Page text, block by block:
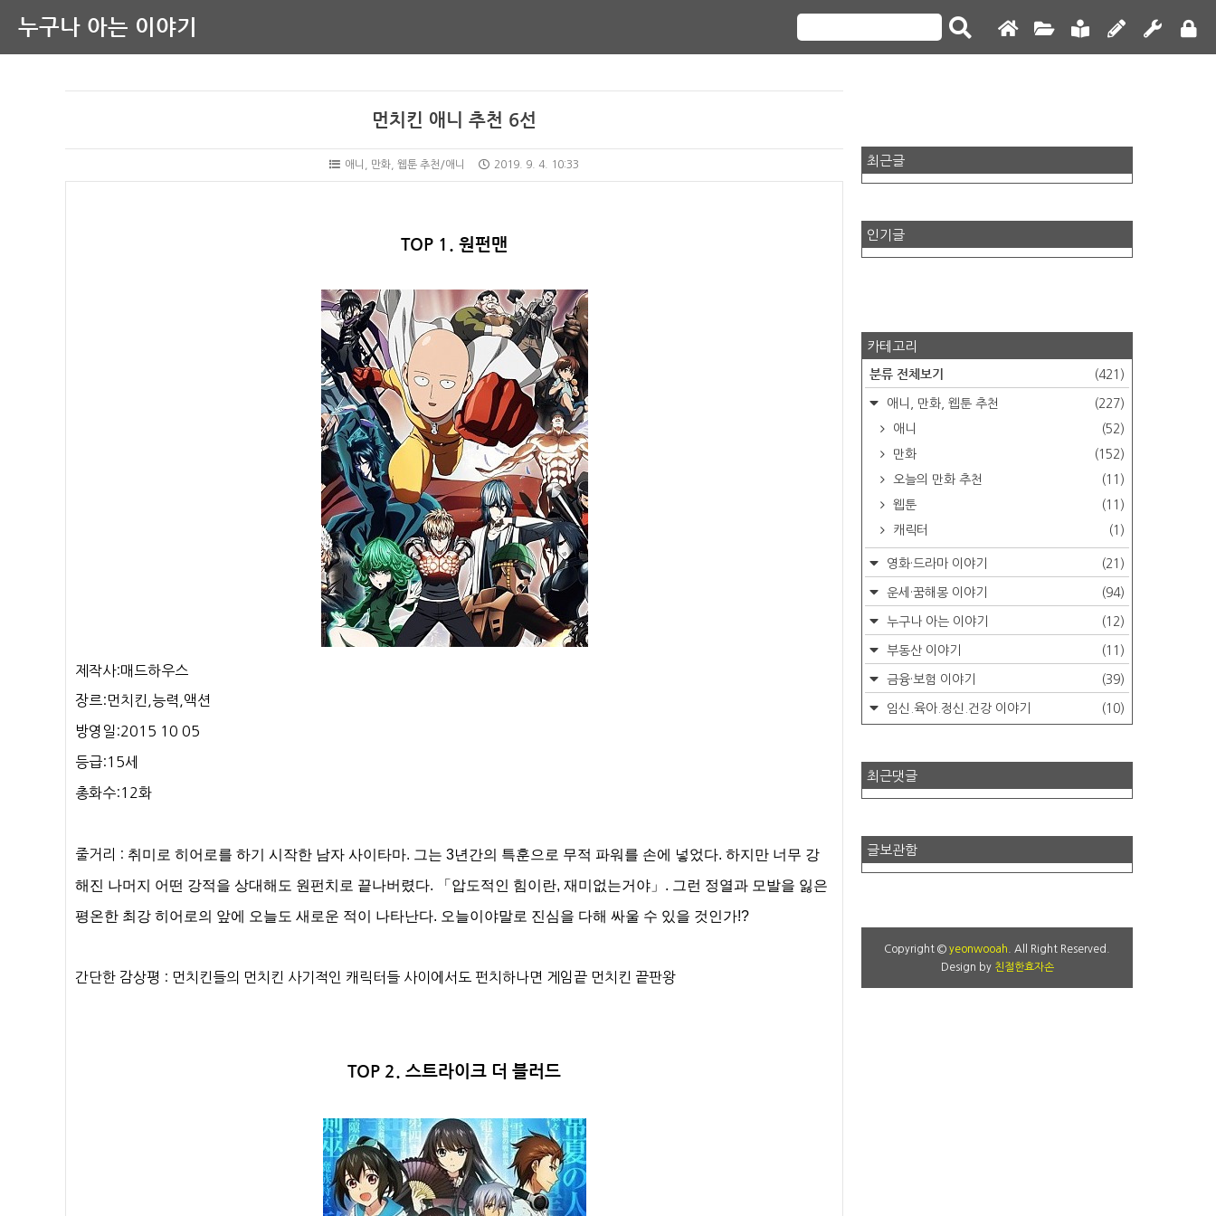
누구나 아는 이야기
먼치킨 애니 추천 6선
애니, 만화, 웹툰 추천/애니 2019. 9. 4. 10:33
TOP 1.원펀맨
제작사:매드하우스
장르:먼치킨,능력,액션
방영일:2015 10 05
등급:15세
총화수:12화
줄거리 : 취미로 히어로를 하기 시작한 남자 사이타마. 그는 3년간의 특훈으로 무적 파워를 손에 넣었다. 하지만 너무 강
해진 나머지 어떤 강적을 상대해도 원펀치로 끝나버렸다.
「압도적인 힘이란, 재미없는거야」. 그런 정열과 모발을 잃은
평온한 최강 히어로의 앞에 오늘도 새로운 적이 나타난다. 오늘이야말로 진심을 다해 싸울 수 있을 것인가!?
간단한 감상평 : 먼치킨들의 먼치킨 사기적인 캐릭터들 사이에서도 펀치하나면 게임끝 먼치킨 끝판왕
TOP 2.스트라이크 더 블러드
최근글
인기글
카테고리
분류 전체보기 (421)
애니, 만화, 웹툰 추천
(227)
애니
(52)
만화
(152)
오늘의 만화 추천
(11)
웹툰
(11)
캐릭터
(1)
영화·드라마 이야기 (21)
운세·꿈해몽 이야기 (94)
누구나 아는 이야기 (12)
부동산 이야기 (11)
금융·보험 이야기 (39)
임신.육아.정신.건강 이야기 (10)
최근댓글
글보관함
Copyright ©yeonwooah . All Right Reserved.
Design by 친절한효자손